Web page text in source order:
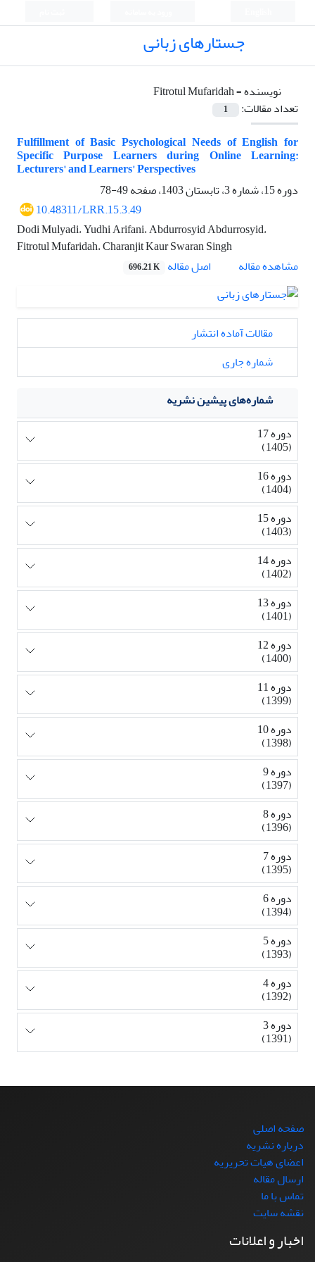
جستارهای زبانی
نویسنده =Fitrotul Mufaridah
تعداد مقالات:
1
Fulfillment of Basic Psychological Needs of English for
Specific Purpose Learners during Online Learning:
Lecturers' and Learners' Perspectives
دوره 15، شماره 3، تابستان 1403، صفحه
49-78
10.48311/LRR.15.3.49
Dodi Mulyadi، Yudhi Arifani، Abdurrosyid Abdurrosyid،
Fitrotul Mufaridah، Charanjit Kaur Swaran Singh
مشاهده مقاله
اصل مقاله 696.21 K
مقالات آماده انتشار
شماره جاری
شماره‌های پیشین نشریه
دوره 17
(1405)
دوره 16
(1404)
دوره 15
(1403)
دوره 14
(1402)
دوره 13
(1401)
دوره 12
(1400)
دوره 11
(1399)
دوره 10
(1398)
دوره 9
(1397)
دوره 8
(1396)
دوره 7
(1395)
دوره 6
(1394)
دوره 5
(1393)
دوره 4
(1392)
دوره 3
(1391)
صفحه اصلی
درباره نشریه
اعضای هیات تحریریه
ارسال مقاله
تماس با ما
نقشه سایت
اخبار و اعلانات